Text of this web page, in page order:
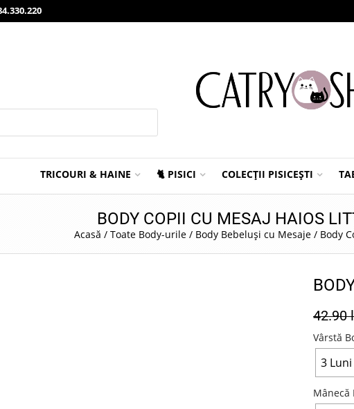
TRICOURI & HAINE 🐈 PISICI COLECȚII PISICEȘTI
BODY COPII CU MESAJ HAIOS
Acasă / Toate Body-urile/ Body Bebeluși cu Mesaje/ Body
42.90
Vârstă
3 Luni
Mânecă